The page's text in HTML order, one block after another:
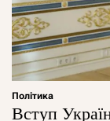
Політика
Вступ